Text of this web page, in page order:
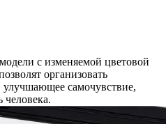
с изменяемой цветовой
организовать
самочувствие,
человека.